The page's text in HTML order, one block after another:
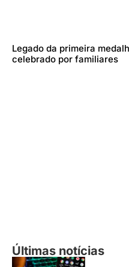
Legado da primeira
celebrado por familiares
Últimas notícias